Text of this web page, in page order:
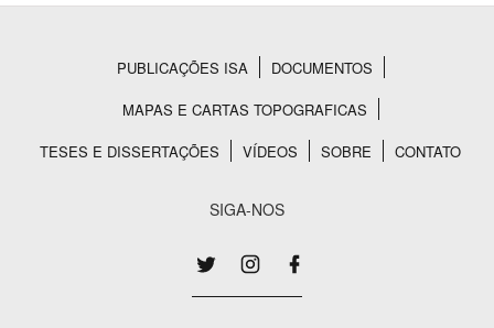
Rodapé
PUBLICAÇÕES ISA
DOCUMENTOS
MAPAS E CARTAS TOPOGRAFICAS
TESES E DISSERTAÇÕES
VÍDEOS SOBRE CONTATO
SIGA-NOS